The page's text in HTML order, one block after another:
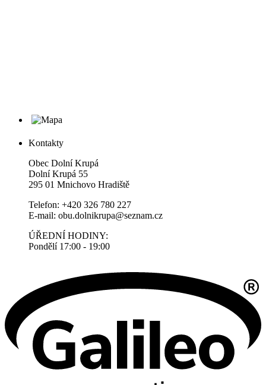
Kontakty
Obec Dolní Krupá
Dolní Krupá 55
295 01 Mnichovo Hradiště
Telefon: +420 326 780 227
E-mail: obu.dolnikrupa@seznam.cz
ÚŘEDNÍ HODINY:
Pondělí 17:00 - 19:00